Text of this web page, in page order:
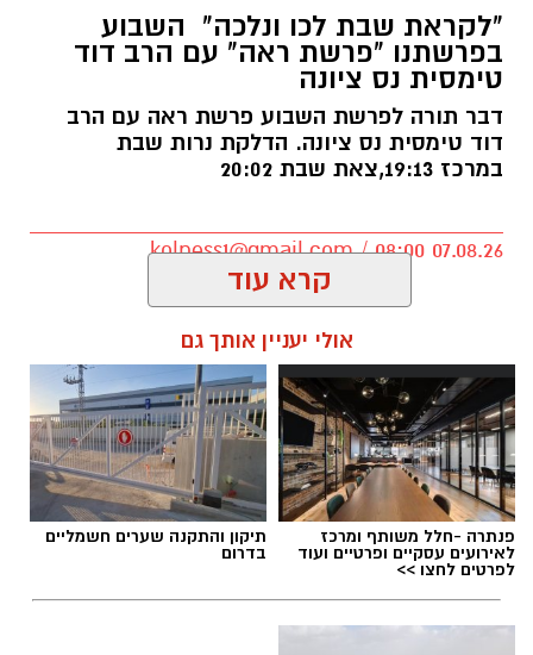
נתינה מתוך זיכרון: מיזם "טל של נתינה" לזכרו
של טל מלכה ז"ל חוזר בנס ציונה
טל מלכה, איש מערכת הביטחון נהרג
יבנה. כשהיה בן חמש עברה המשפחה לנס ציונה.
ועמית.
הנצחה מתוך עשייה וחסד
מיזם "טל של נתינה" מתקיים גם השנה כחלק
ממסורת שמטרתה לתרגם את הכאב לעשייה
חברתית ולנתינה. משפחתו של טל בחרה להנציח
את זכרו בדרך שהייתה מזוהה עמו – אהבת האדם
וסיוע לקהילה, תוך הדגשת ערכי הערבות ההדדית
והמשכיות דרכו.
מפגש אריזה וטקס זיכרון
"לקראת שבת לכו ונלכה" השבוע
בפרשתנו "פרשת ראה" עם הרב דוד
טימסית נס ציונה
דבר תורה לפרשת השבוע פרשת ראה עם הרב
דוד טימסית נס ציונה. הדלקת נרות שבת
במרכז 19:13,צאת שבת 20:02
kolness1@gmail.com / 08:00 07.08.26
תגים:הרב דוד טימסית נס ציונה
קרא עוד
אולי יעניין אותך גם
פנתרה -חלל משותף ומרכז
לאירועים עסקיים ופרטיים ועוד
לפרטים לחצו >>
תיקון והתקנה שערים חשמליים
בדרום